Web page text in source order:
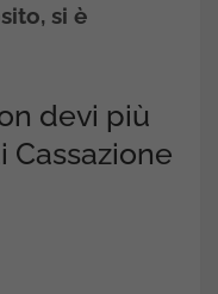
si è
devi più
Cassazione